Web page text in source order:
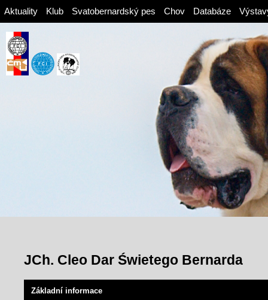
Aktuality Klub Svatobernardský pes Chov Databáze
JCh. Cleo Dar Świetego Bernarda
Základní informace